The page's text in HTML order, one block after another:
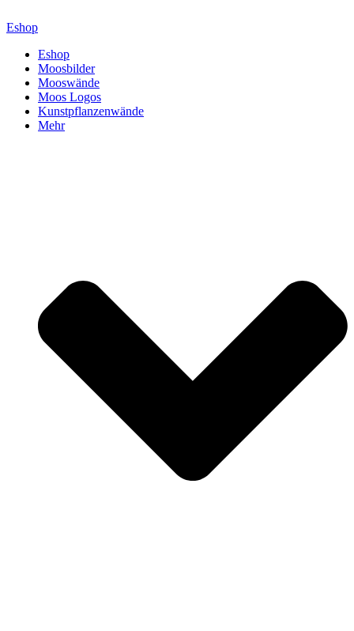
Inhalt
Eshop
Eshop
Moosbilder
Mooswände
Moos Logos
Kunstpflanzenwände
Mehr